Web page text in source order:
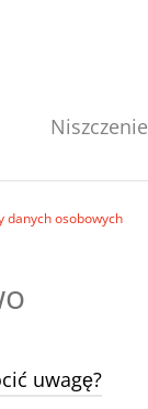
Niszczenie
danych osobowych
uwagę?